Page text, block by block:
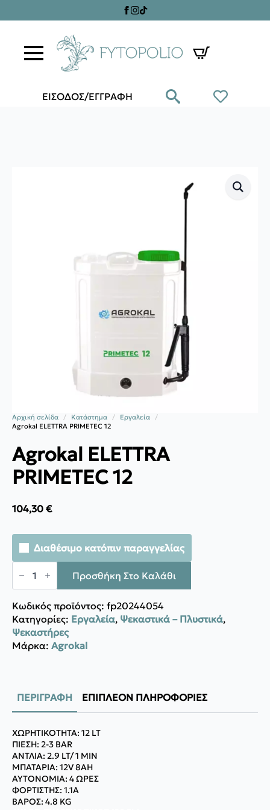
ΕΙΣΟΔΟΣ/ΕΓΓΡΑΦΗ
Αρχική σελίδα Κατάστημα
Εργαλεία
Agrokal ELETTRA PRIMETEC 12
Agrokal ELETTRA
PRIMETEC 12
104,30 €
Διαθέσιμο κατόπιν παραγγελίας
Agrokal
ELETTRA
PRIMETEC
ποσότητα
Προσθήκη Στο Καλάθι
Κωδικός προϊόντος: fp20244054
Κατηγορίες: Εργαλεία, Ψεκαστικά – Πλυστικά,
Ψεκαστήρες
Μάρκα: Agrokal
ΠΕΡΙΓΡΑΦΉ ΕΠΙΠΛΈΟΝ ΠΛΗΡΟΦΟΡΊΕΣ
XΩΡΗΤΙΚΟΤΗΤΑ: 12 LT
ΠΙΕΣΗ: 2-3 BAR
AΝΤΛΙΑ: 2.9 LT/ 1 MIN
ΜΠΑΤΑΡΙΑ: 12V 8AH
AYTOΝΟΜΙΑ: 4 ΩΡΕΣ
ΦΟΡΤΙΣΤΗΣ: 1.1A
BAΡΟΣ: 4.8 KG